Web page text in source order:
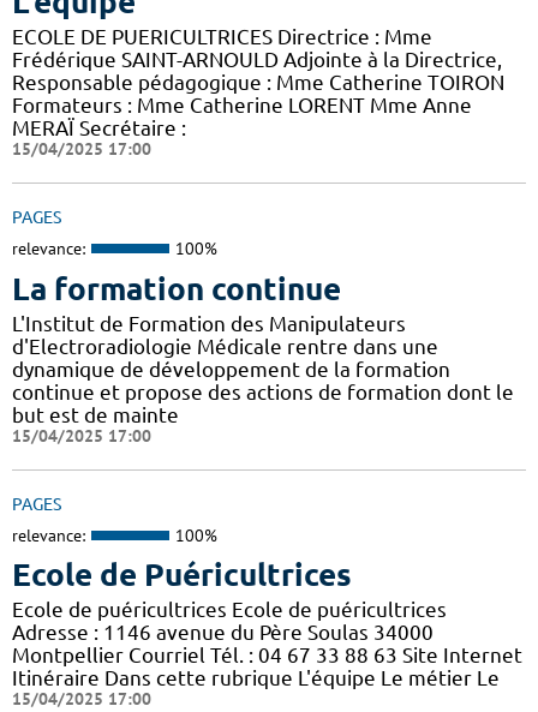
ECOLE DE PUERICULTRICES Directrice : Mme
Frédérique SAINT-ARNOULD Adjointe à la Directrice,
Responsable pédagogique : Mme Catherine TOIRON
Formateurs : Mme Catherine LORENT Mme Anne
MERAÏ Secrétaire :
15/04/2025 17:00
PAGES
relevance: 100%
La formation continue
L'Institut de Formation des Manipulateurs
d'Electroradiologie Médicale rentre dans une
dynamique de développement de la formation
continue et propose des actions de formation dont le
but est de mainte
15/04/2025 17:00
PAGES
relevance: 100%
Ecole de Puéricultrices
Ecole de puéricultrices Ecole de puéricultrices
Adresse : 1146 avenue du Père Soulas 34000
Montpellier Courriel Tél. : 04 67 33 88 63 Site Internet
Itinéraire Dans cette rubrique L'équipe Le métier Le
15/04/2025 17:00